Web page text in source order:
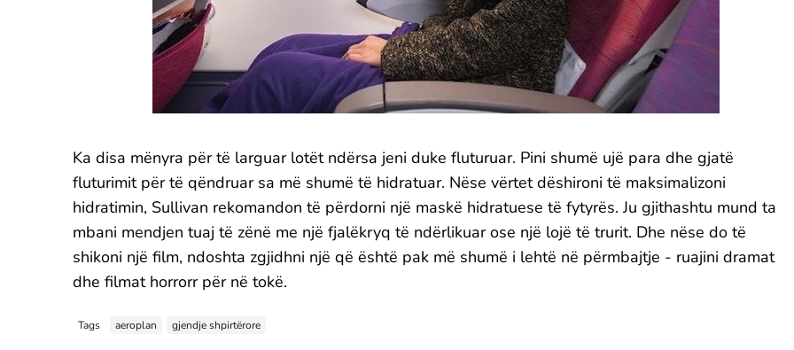
Ka disa mënyra për të larguar lotët ndërsa jeni duke fluturuar. Pini shumë ujë para dhe gjatë
fluturimit për të qëndruar sa më shumë të hidratuar. Nëse vërtet dëshironi të maksimalizoni
hidratimin, Sullivan rekomandon të përdorni një maskë hidratuese të fytyrës. Ju gjithashtu mund ta
mbani mendjen tuaj të zënë me një fjalëkryq të ndërlikuar ose një lojë të trurit. Dhe nëse do të
shikoni një film, ndoshta zgjidhni një që është pak më shumë i lehtë në përmbajtje - ruajini dramat
dhe filmat horrorr për në tokë.
Tags aeroplan gjendje shpirtërore